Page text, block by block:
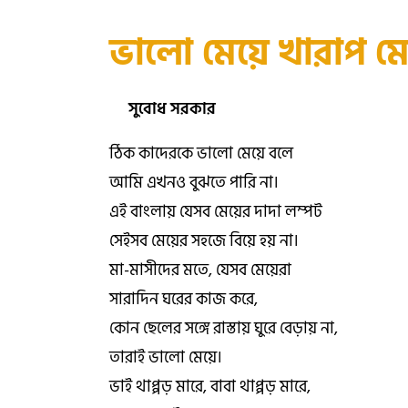
ভালো মেয়ে খারাপ
সুবোধ সরকার
ঠিক কাদেরকে ভালো মেয়ে বলে
আমি এখনও বুঝতে পারি না।
এই বাংলায় যেসব মেয়ের দাদা লম্পট
সেইসব মেয়ের সহজে বিয়ে হয় না।
মা-মাসীদের মতে, যেসব মেয়েরা
সারাদিন ঘরের কাজ করে,
কোন ছেলের সঙ্গে রাস্তায় ঘুরে বেড়ায় না,
তারাই ভালো মেয়ে।
ভাই থাপ্পড় মারে, বাবা থাপ্পড় মারে,